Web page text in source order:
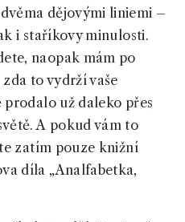
dějovými liniemi –
i staříkovy minulosti.
naopak mám po
to vydrží vaše
prodalo už daleko přes
A pokud vám to
zatím pouze knižní
díla „Analfabetka,